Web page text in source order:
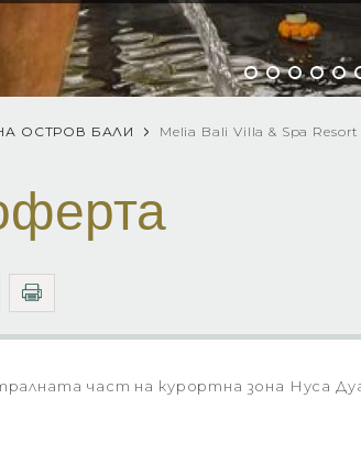
ОСТРОВ БАЛИ Melia Bali Villa & Spa Resort
част на курортна зона Нуса